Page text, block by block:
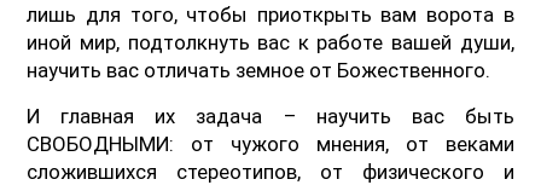
лишь для того, чтобы приоткрыть вам ворота в
иной мир, подтолкнуть вас к работе вашей души,
научить вас отличать земное от Божественного.
И главная их задача – научить вас быть
СВОБОДНЫМИ: от чужого мнения, от веками
сложившихся стереотипов, от физического и